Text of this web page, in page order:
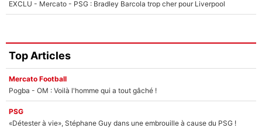
EXCLU - Mercato - PSG : Bradley Barcola trop cher pour Liverpool
Top Articles
Mercato Football
Pogba - OM : Voilà l'homme qui a tout gâché !
PSG
«Détester à vie», Stéphane Guy dans une embrouille à cause du PSG !